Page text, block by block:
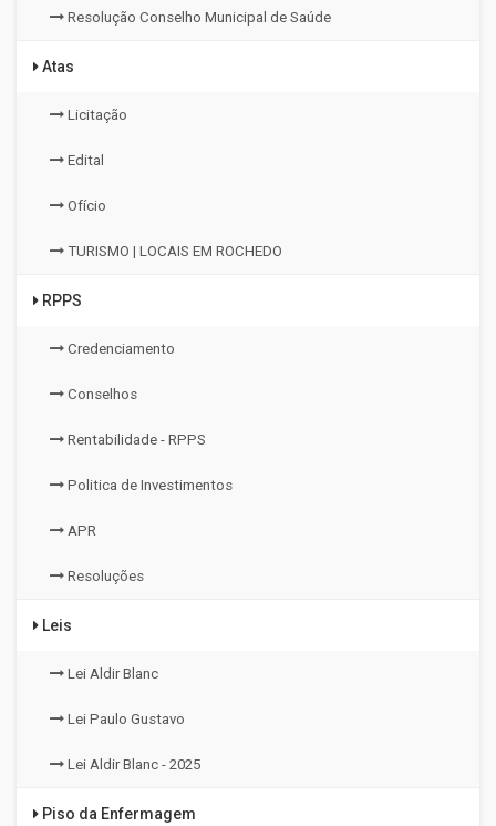
Resolução Conselho Municipal de Saúde
Atas
Licitação
Edital
Ofício
TURISMO | LOCAIS EM ROCHEDO
RPPS
Credenciamento
Conselhos
Rentabilidade - RPPS
Politica de Investimentos
APR
Resoluções
Leis
Lei Aldir Blanc
Lei Paulo Gustavo
Lei Aldir Blanc - 2025
Piso da Enfermagem